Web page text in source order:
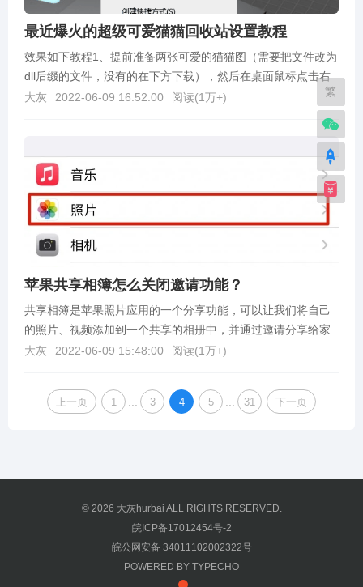
最近爆火的超级可爱猫猫回收站设置教程
效果如下教程1、提前准备两张可爱的猫猫图（需要把文件改为
dll后缀的文件，没有的在下方下载），然后在桌面鼠标点击右
键，选择【个性化】!2、点击【主题】3、右边页...
大灰 2022-06-09 16:52:00 阅读(1万+)
苹果共享相簿怎么关闭邀请功能？
共享相簿是苹果照片应用的一个分享功能，可以让我们将自己
的照片、视频添加到一个共享的相册中，并通过邀请分享给家
人或朋友，但是有时候这个消息却会被人利用来发送广告或...
大灰 2022-06-09 15:48:00 阅读(1万+)
上一页 1 3 4 5 31 下一页
© 2026 大灰hurbai ALL RIGHTS RESERVED.
皖ICP备17012454号-2
皖公网安备 34011102002322号
POWERED BY TYPECHO
繁